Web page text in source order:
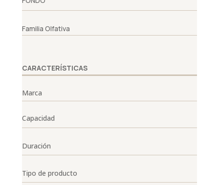
Familia Olfativa
CARACTERÍSTICAS
Marca
Capacidad
Duración
Tipo de producto